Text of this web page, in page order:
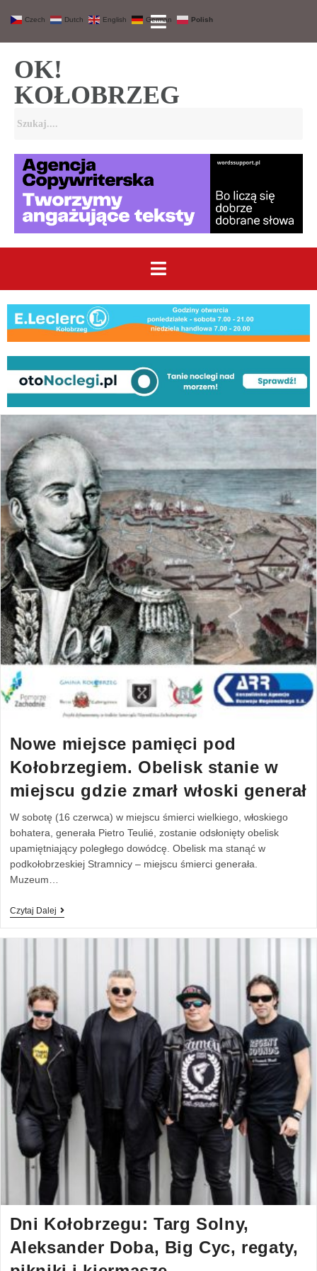
OK!
KOŁOBRZEG
Nowe miejsce pamięci pod
Kołobrzegiem. Obelisk stanie w
miejscu gdzie zmarł włoski generał
W sobotę (16 czerwca) w miejscu śmierci wielkiego, włoskiego
bohatera, generała Pietro Teulié, zostanie odsłonięty obelisk
upamiętniający poległego dowódcę. Obelisk ma stanąć w
podkołobrzeskiej Stramnicy – miejscu śmierci generała.
Muzeum…
Czytaj Dalej
Dni Kołobrzegu: Targ Solny,
Aleksander Doba, Big Cyc, regaty,
Czech Dutch English German Polish